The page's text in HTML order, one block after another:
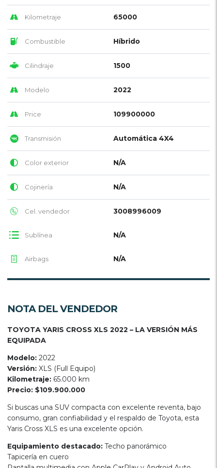
Kilometraje 65000
Combustible Híbrido
Cilindraje 1500
Modelo 2022
Price 109900000
Transmisión Automática 4X4
Color exterior N/A
Cojinería N/A
Cel. vendedor 3008996009
Sublínea N/A
Airbags N/A
NOTA DEL VENDEDOR
TOYOTA YARIS CROSS XLS 2022 – LA VERSIÓN MÁS
EQUIPADA
Modelo: 2022
Versión: XLS (Full Equipo)
Kilometraje: 65.000 km
Precio: $109.900.000
Si buscas una SUV compacta con excelente reventa, bajo
consumo, gran confiabilidad y el respaldo de Toyota, esta
Yaris Cross XLS es una excelente opción.
Equipamiento destacado: Techo panorámico
Tapicería en cuero